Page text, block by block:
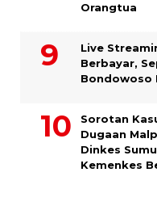
Orangtua
Live
Berbayar,
Bondowoso
Sorotan
Dugaan
Dinkes
Kemenkes